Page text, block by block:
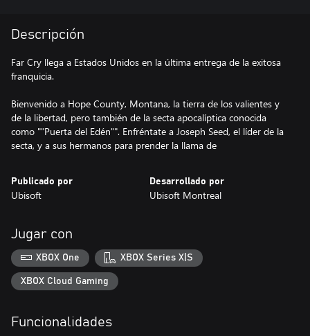
Descripción
Far Cry llega a Estados Unidos en la última entrega de la exitosa
franquicia.
Bienvenido a Hope County, Montana, la tierra de los valientes y
de la libertad, pero también de la secta apocalíptica conocida
como ""Puerta del Edén"". Enfréntate a Joseph Seed, el líder de la
secta, y a sus hermanos para prender la llama de
Publicado por
Ubisoft
Desarrollado por
Ubisoft Montreal
Jugar con
XBOX One XBOX Series X|S
XBOX Cloud Gaming
Funcionalidades